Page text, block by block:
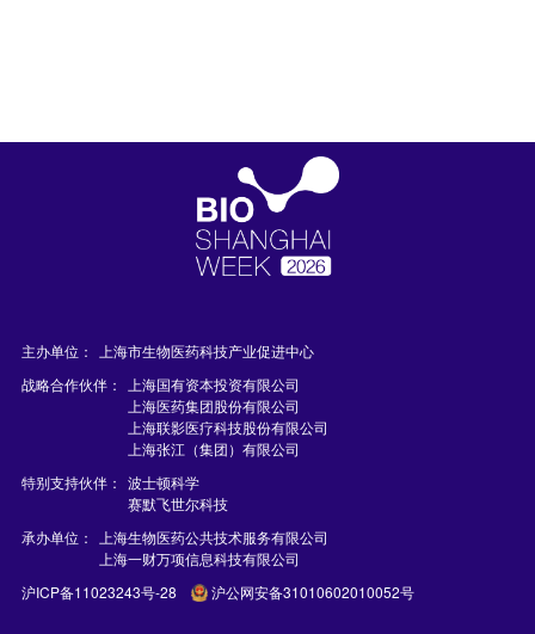
主办单位：
上海市生物医药科技产业促进中心
战略合作伙伴：
上海国有资本投资有限公司
上海医药集团股份有限公司
上海联影医疗科技股份有限公司
上海张江（集团）有限公司
特别支持伙伴： 波士顿科学
赛默飞世尔科技
承办单位：
上海生物医药公共技术服务有限公司
上海一财万项信息科技有限公司
沪ICP备11023243号-28
沪公网安备31010602010052号